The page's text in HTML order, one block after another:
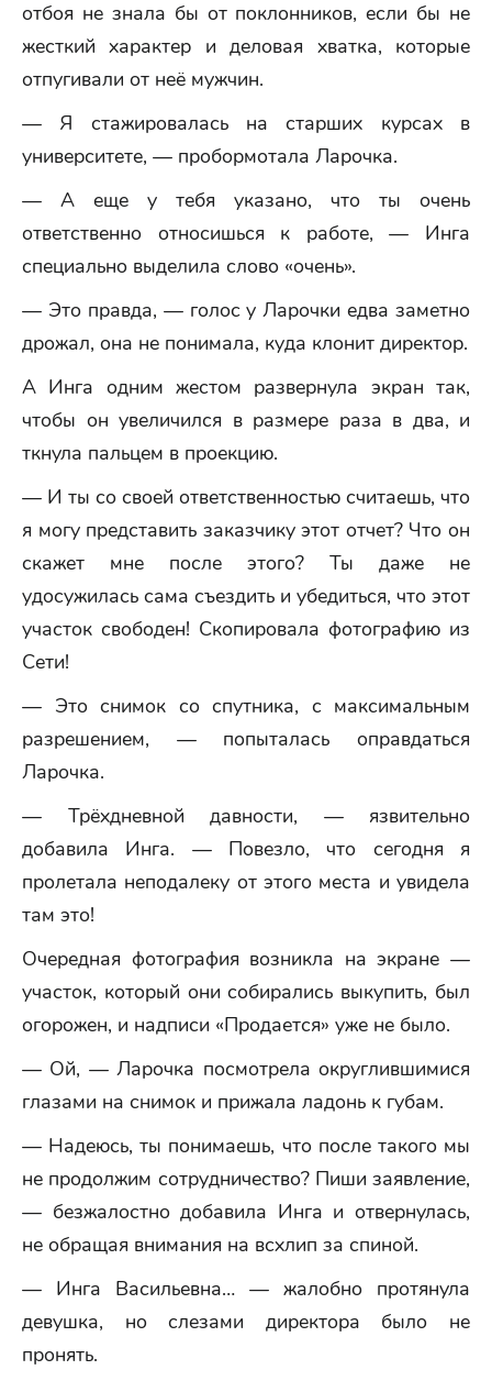
отбоя не знала бы от поклонников, если бы не
жесткий характер и деловая хватка, которые
отпугивали от неё мужчин.
— Я стажировалась на старших курсах в
университете, — пробормотала Ларочка.
— А еще у тебя указано, что ты очень
ответственно относишься к работе, — Инга
специально выделила слово «очень».
— Это правда, — голос у Ларочки едва заметно
дрожал, она не понимала, куда клонит директор.
А Инга одним жестом развернула экран так,
чтобы он увеличился в размере раза в два, и
ткнула пальцем в проекцию.
— И ты со своей ответственностью считаешь, что
я могу представить заказчику этот отчет? Что он
скажет мне после этого? Ты даже не
удосужилась сама съездить и убедиться, что этот
участок свободен! Скопировала фотографию из
Сети!
— Это снимок со спутника, с максимальным
разрешением, — попыталась оправдаться
Ларочка.
— Трёхдневной давности, — язвительно
добавила Инга. — Повезло, что сегодня я
пролетала неподалеку от этого места и увидела
там это!
Очередная фотография возникла на экране —
участок, который они собирались выкупить, был
огорожен, и надписи «Продается» уже не было.
— Ой, — Ларочка посмотрела округлившимися
глазами на снимок и прижала ладонь к губам.
— Надеюсь, ты понимаешь, что после такого мы
не продолжим сотрудничество? Пиши заявление,
— безжалостно добавила Инга и отвернулась,
не обращая внимания на всхлип за спиной.
— Инга Васильевна… — жалобно протянула
девушка, но слезами директора было не
пронять.